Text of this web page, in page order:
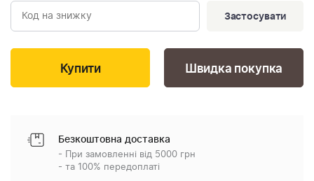
Застосувати
Швидка покупка
Безкоштовна доставка
- При замовленні від 5000 грн
- та 100% передоплаті